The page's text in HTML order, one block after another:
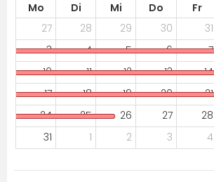
Mo Di Mi Do Fr
27
28 29 30 31
3
4 5 6 7
10
11 12 13 14
17
18 19 20 21
24
25 26 27 28
31
1 2 3 4